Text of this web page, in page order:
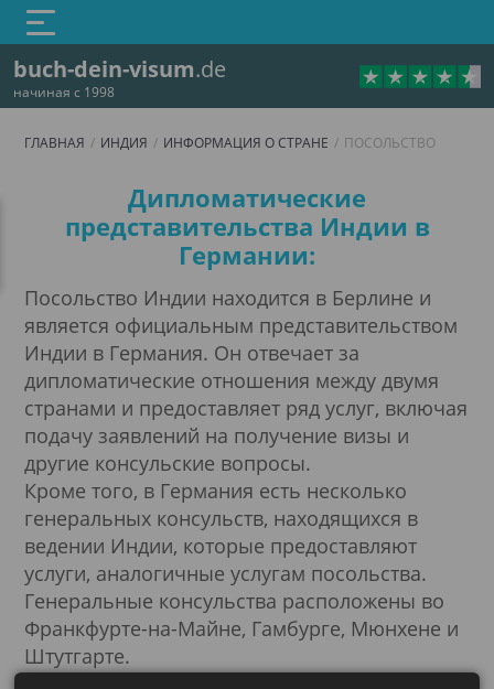
buch-dein-visum.de
начиная с 1998
Индия
онлайн: e-Visa, туристическая, бизнес
ГЛАВНАЯ ИНДИЯ ИНФОРМАЦИЯ О СТРАНЕ ПОСОЛЬСТВО
Посольство
Дипломатические
представительства Индии в
Германии:
Посольство Индии находится в Берлине и
является официальным представительством
Индии в Германия. Он отвечает за
дипломатические отношения между двумя
странами и предоставляет ряд услуг, включая
подачу заявлений на получение визы и
другие консульские вопросы.
Кроме того, в Германия есть несколько
генеральных консульств, находящихся в
ведении Индии, которые предоставляют
услуги, аналогичные услугам посольства.
Генеральные консульства расположены во
Франкфурте-на-Майне, Гамбурге, Мюнхене и
Штутгарте.